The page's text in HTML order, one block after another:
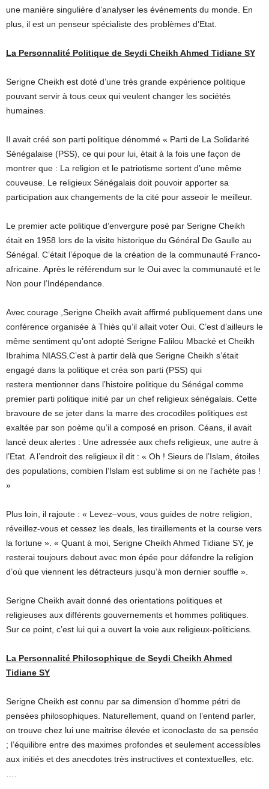
une manière singulière d’analyser les événements du monde. En
plus, il est un penseur spécialiste des problèmes d’Etat.
La Personnalité Politique de Seydi Cheikh Ahmed Tidiane SY
Serigne Cheikh est doté d’une très grande expérience politique
pouvant servir à tous ceux qui veulent changer les sociétés
humaines.
Il avait créé son parti politique dénommé « Parti de La Solidarité
Sénégalaise (PSS), ce qui pour lui, était à la fois une façon de
montrer que : La religion et le patriotisme sortent d’une même
couveuse. Le religieux Sénégalais doit pouvoir apporter sa
participation aux changements de la cité pour asseoir le meilleur.
Le premier acte politique d’envergure posé par Serigne Cheikh
était en 1958 lors de la visite historique du Général De Gaulle au
Sénégal. C’était l’époque de la création de la communauté Franco-
africaine. Après le référendum sur le Oui avec la communauté et le
Non pour l’Indépendance.
Avec courage ,Serigne Cheikh avait affirmé publiquement dans une
conférence organisée à Thiès qu’il allait voter Oui. C’est d’ailleurs le
même sentiment qu’ont adopté Serigne Falilou Mbacké et Cheikh
Ibrahima NIASS.C’est à partir delà que Serigne Cheikh s’était
engagé dans la politique et créa son parti (PSS) qui
restera mentionner dans l’histoire politique du Sénégal comme
premier parti politique initié par un chef religieux sénégalais. Cette
bravoure de se jeter dans la marre des crocodiles politiques est
exaltée par son poème qu’il a composé en prison. Céans, il avait
lancé deux alertes : Une adressée aux chefs religieux, une autre à
l’Etat. A l’endroit des religieux il dit : « Oh ! Sieurs de l’Islam, étoiles
des populations, combien l’Islam est sublime si on ne l’achète pas !
»
Plus loin, il rajoute : « Levez–vous, vous guides de notre religion,
réveillez-vous et cessez les deals, les tiraillements et la course vers
la fortune ». « Quant à moi, Serigne Cheikh Ahmed Tidiane SY, je
resterai toujours debout avec mon épée pour défendre la religion
d’où que viennent les détracteurs jusqu’à mon dernier souffle ».
Serigne Cheikh avait donné des orientations politiques et
religieuses aux différents gouvernements et hommes politiques.
Sur ce point, c’est lui qui a ouvert la voie aux religieux-politiciens.
La Personnalité Philosophique de Seydi Cheikh Ahmed
Tidiane SY
Serigne Cheikh est connu par sa dimension d’homme pétri de
pensées philosophiques. Naturellement, quand on l’entend parler,
on trouve chez lui une maitrise élevée et iconoclaste de sa pensée
; l’équilibre entre des maximes profondes et seulement accessibles
aux initiés et des anecdotes très instructives et contextuelles, etc.